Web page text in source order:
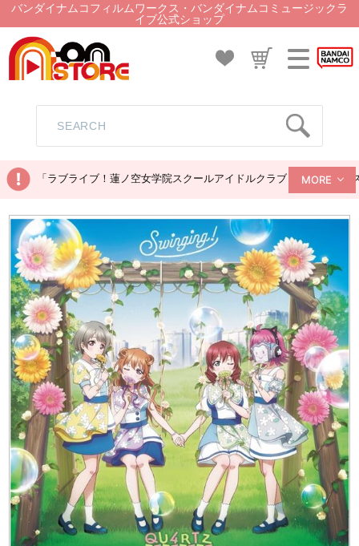
バンダイナムコフィルムワークス・バンダイナムコミュージックラ
イブ公式ショップ
「ラブライブ！蓮ノ空女学院スクールアイドルクラブ ぬいぐるみ
MORE